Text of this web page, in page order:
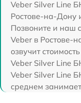
Veber Silver Line
Ростове-на-Дону
Позвоните и наш
Veber в Ростове-
озвучит
Veber Silver Line
Veber Silver Line
среднем